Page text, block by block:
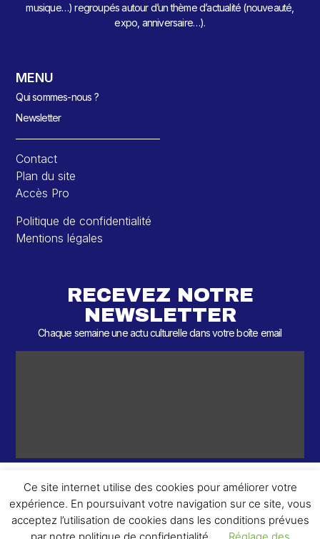
musique…) regroupés autour d’un thème d’actualité (nouveauté,
expo, anniversaire…).
MENU
Qui sommes-nous ?
Newsletter
Contact
Plan du site
Accès Pro
Politique de confidentialité
Mentions légales
RECEVEZ NOTRE
NEWSLETTER
Chaque semaine une actu culturelle dans votre boîte email
© 2026 – 2 ème Round – Tous droits réservés.
Ce site internet utilise des cookies pour améliorer votre
expérience. En poursuivant votre navigation sur ce site, vous
acceptez l’utilisation de cookies dans les conditions prévues